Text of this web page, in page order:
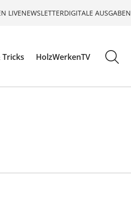
LIVENEWSLETTERDIGITALE AUSGABEN
Tricks HolzWerkenTV